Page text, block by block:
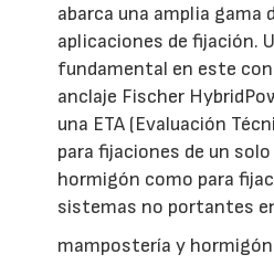
abarca una amplia gama
aplicaciones de fijación.
fundamental en este
anclaje Fischer
una ETA (Evaluación
para fijaciones de un
hormigón como para
sistemas no portantes
mampostería y